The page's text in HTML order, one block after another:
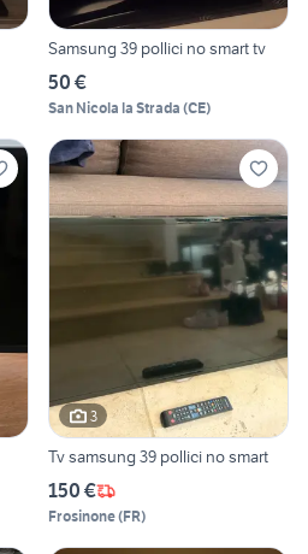
Samsung 39 pollici no smart tv
50 €
San Nicola la Strada (CE)
3
Tv samsung 39 pollici no smart
150 €
Frosinone(FR)